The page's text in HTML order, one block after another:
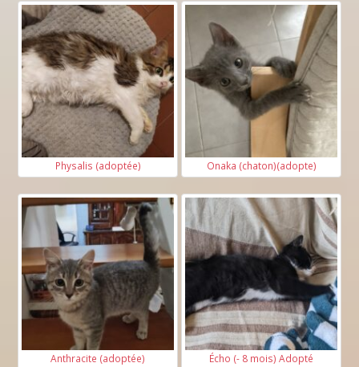
Physalis (adoptée) Onaka (chaton)(adopte)
Anthracite (adoptée) Écho (- 8 mois) Adopté